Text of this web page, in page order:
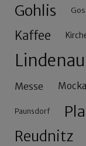
Gohlis
Kaffee
Lindenau
Messe
Paunsdorf
Reudnitz